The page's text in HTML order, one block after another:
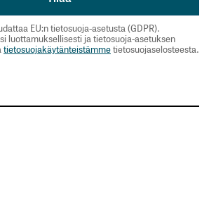
EU:n tietosuoja-asetusta (GDPR).
luottamuksellisesti ja tietosuoja-asetuksen
tietosuojakäytänteistämmetietosuojaselosteesta.